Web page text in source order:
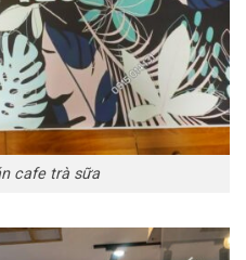
cafe trà sữa